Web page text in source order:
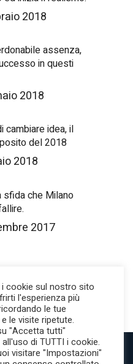
2018
assenza,
in questi
2018
cambiare idea, il
del 2018
2018
sfida che Milano
2017
cookie sul nostro sito
l'esperienza più
le tue
le visite ripetute.
"Accetta tutti"
di TUTTI i cookie.
visitare "Impostazioni"